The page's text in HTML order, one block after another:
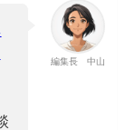
編集長 中山